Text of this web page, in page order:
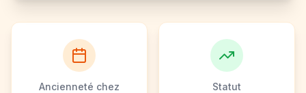
Ancienneté chez
Statut